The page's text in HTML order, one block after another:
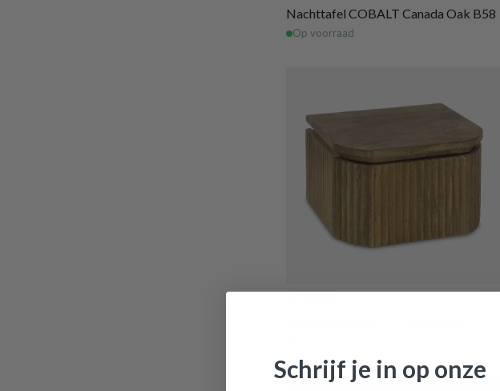
Nachttafel COBALT Canada Oak B58
Op voorraad
€ 99,90
Schrijf je in op onze